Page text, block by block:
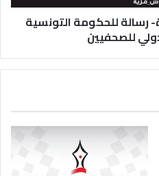
رسالة للحكومة التونسية
للصحفيين